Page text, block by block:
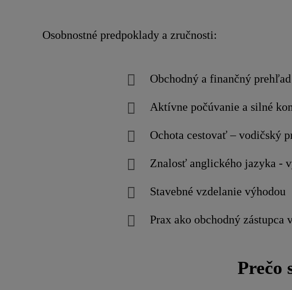
Osobnostné predpoklady a zručnosti:
Obchodný a finančný prehľad
Aktívne počúvanie a silné
Ochota cestovať – vodičský
Znalosť anglického jazyka -
Stavebné vzdelanie výhodou
Prax ako obchodný zástupca
Prečo